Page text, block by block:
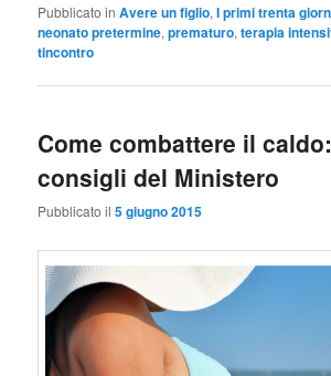
Pubblicato in Avere un figlio,I primi trenta
neonato pretermine,prematuro,terapia
tincontro
Come combattere il
consigli del Ministero
Pubblicato il5 giugno 2015